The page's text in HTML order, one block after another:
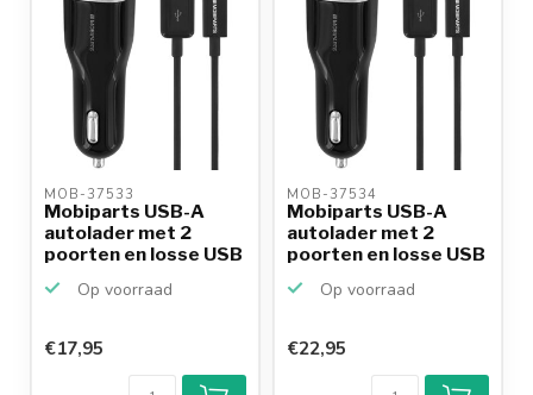
MOB-37533
Mobiparts USB-A
autolader met 2
poorten en losse USB
Op voorraad
€17,95
MOB-37534
Mobiparts USB-A
autolader met 2
poorten en losse USB
Op voorraad
€22,95